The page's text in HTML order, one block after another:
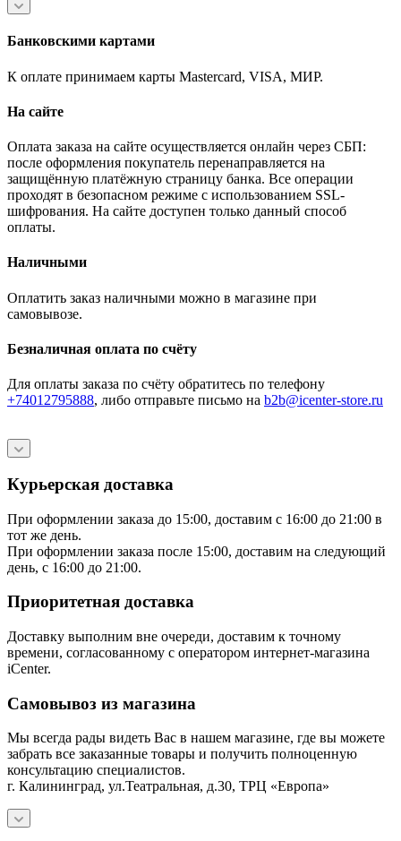
Банковскими картами
К оплате принимаем карты Mastercard, VISA, МИР.
На сайте
Оплата заказа на сайте осуществляется онлайн через СБП:
после оформления покупатель перенаправляется на
защищённую платёжную страницу банка. Все операции
проходят в безопасном режиме с использованием SSL-
шифрования. На сайте доступен только данный способ
оплаты.
Наличными
Оплатить заказ наличными можно в магазине при
самовывозе.
Безналичная оплата по счёту
Для оплаты заказа по счёту обратитесь по телефону
+74012795888, либо отправьте письмо на b2b@icenter-store.ru
Курьерская доставка
При оформлении заказа до 15:00, доставим с 16:00 до 21:00 в
тот же день.
При оформлении заказа после 15:00, доставим на следующий
день, с 16:00 до 21:00.
Приоритетная доставка
Доставку выполним вне очереди, доставим к точному
времени, согласованному с оператором интернет-магазина
iCenter.
Самовывоз из магазина
Мы всегда рады видеть Вас в нашем магазине, где вы можете
забрать все заказанные товары и получить полноценную
консультацию специалистов.
г. Калининград, ул.Театральная, д.30, ТРЦ «Европа»